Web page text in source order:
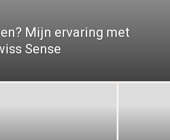
Mijn ervaring met
Sense